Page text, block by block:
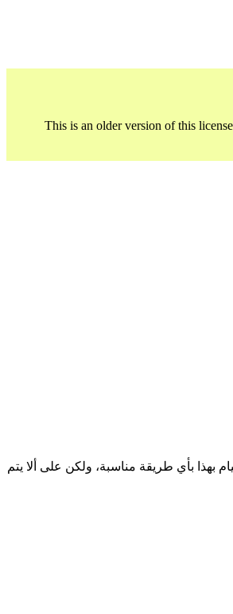
This is an older version of this
بهذا بأي طريقة مناسبة، ولكن على ألا يتم